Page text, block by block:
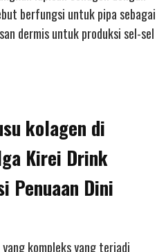
berfungsi untuk pipa sebagai
dermis untuk produksi sel-sel
kolagen di
Kirei Drink
Penuaan Dini
kompleks yang terjadi